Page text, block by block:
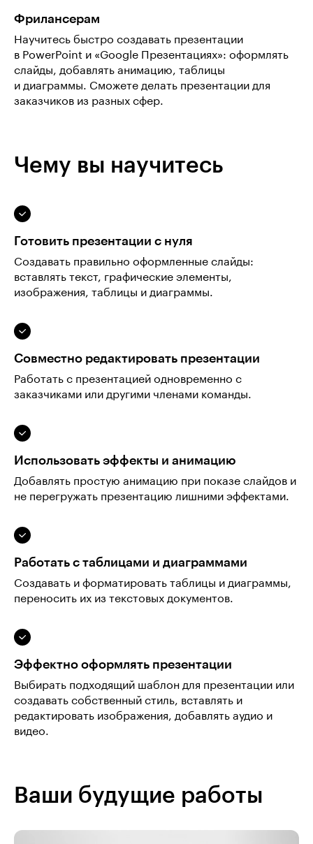
Фрилансерам
Научитесь быстро создавать презентации
в PowerPoint и «Google Презентациях»: оформлять
слайды, добавлять анимацию, таблицы
и диаграммы. Сможете делать презентации для
заказчиков из разных сфер.
Чему вы научитесь
Готовить презентации с нуля
Создавать правильно оформленные слайды:
вставлять текст, графические элементы,
изображения, таблицы и диаграммы.
Совместно редактировать презентации
Работать с презентацией одновременно с
заказчиками или другими членами команды.
Использовать эффекты и анимацию
Добавлять простую анимацию при показе слайдов и
не перегружать презентацию лишними эффектами.
Работать с таблицами и диаграммами
Создавать и форматировать таблицы и диаграммы,
переносить их из текстовых документов.
Эффектно оформлять презентации
Выбирать подходящий шаблон для презентации или
создавать собственный стиль, вставлять и
редактировать изображения, добавлять аудио и
видео.
Ваши будущие работы